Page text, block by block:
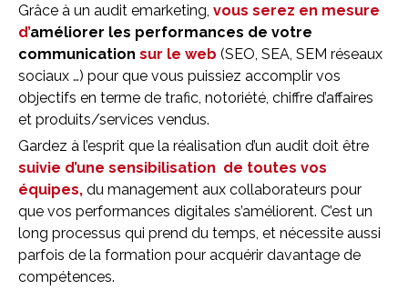
Grâce à un audit emarketing, vous serez en mesure
d’améliorer les performances de votre
communication sur le web (SEO, SEA, SEM réseaux
sociaux …) pour que vous puissiez accomplir vos
objectifs en terme de trafic, notoriété, chiffre d’affaires
et produits/services vendus.
Gardez à l’esprit que la réalisation d’un audit doit être
suivie d’une sensibilisation de toutes vos
équipes, du management aux collaborateurs pour
que vos performances digitales s’améliorent. C’est un
long processus qui prend du temps, et nécessite aussi
parfois de la formation pour acquérir davantage de
compétences.